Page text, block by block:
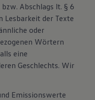
Abschlags lt. § 6
Lesbarkeit der Texte
oder
Wörtern
eine
Geschlechts. Wir
Emissionswerte